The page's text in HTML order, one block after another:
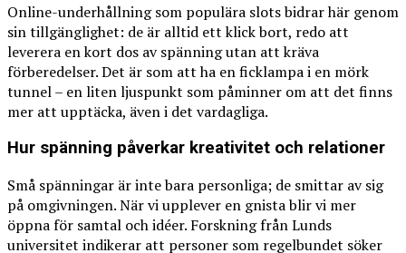
Online-underhållning som populära slots bidrar här genom
sin tillgänglighet: de är alltid ett klick bort, redo att
leverera en kort dos av spänning utan att kräva
förberedelser. Det är som att ha en ficklampa i en mörk
tunnel – en liten ljuspunkt som påminner om att det finns
mer att upptäcka, även i det vardagliga.
Hur spänning påverkar kreativitet och relationer
Små spänningar är inte bara personliga; de smittar av sig
på omgivningen. När vi upplever en gnista blir vi mer
öppna för samtal och idéer. Forskning från Lunds
universitet indikerar att personer som regelbundet söker